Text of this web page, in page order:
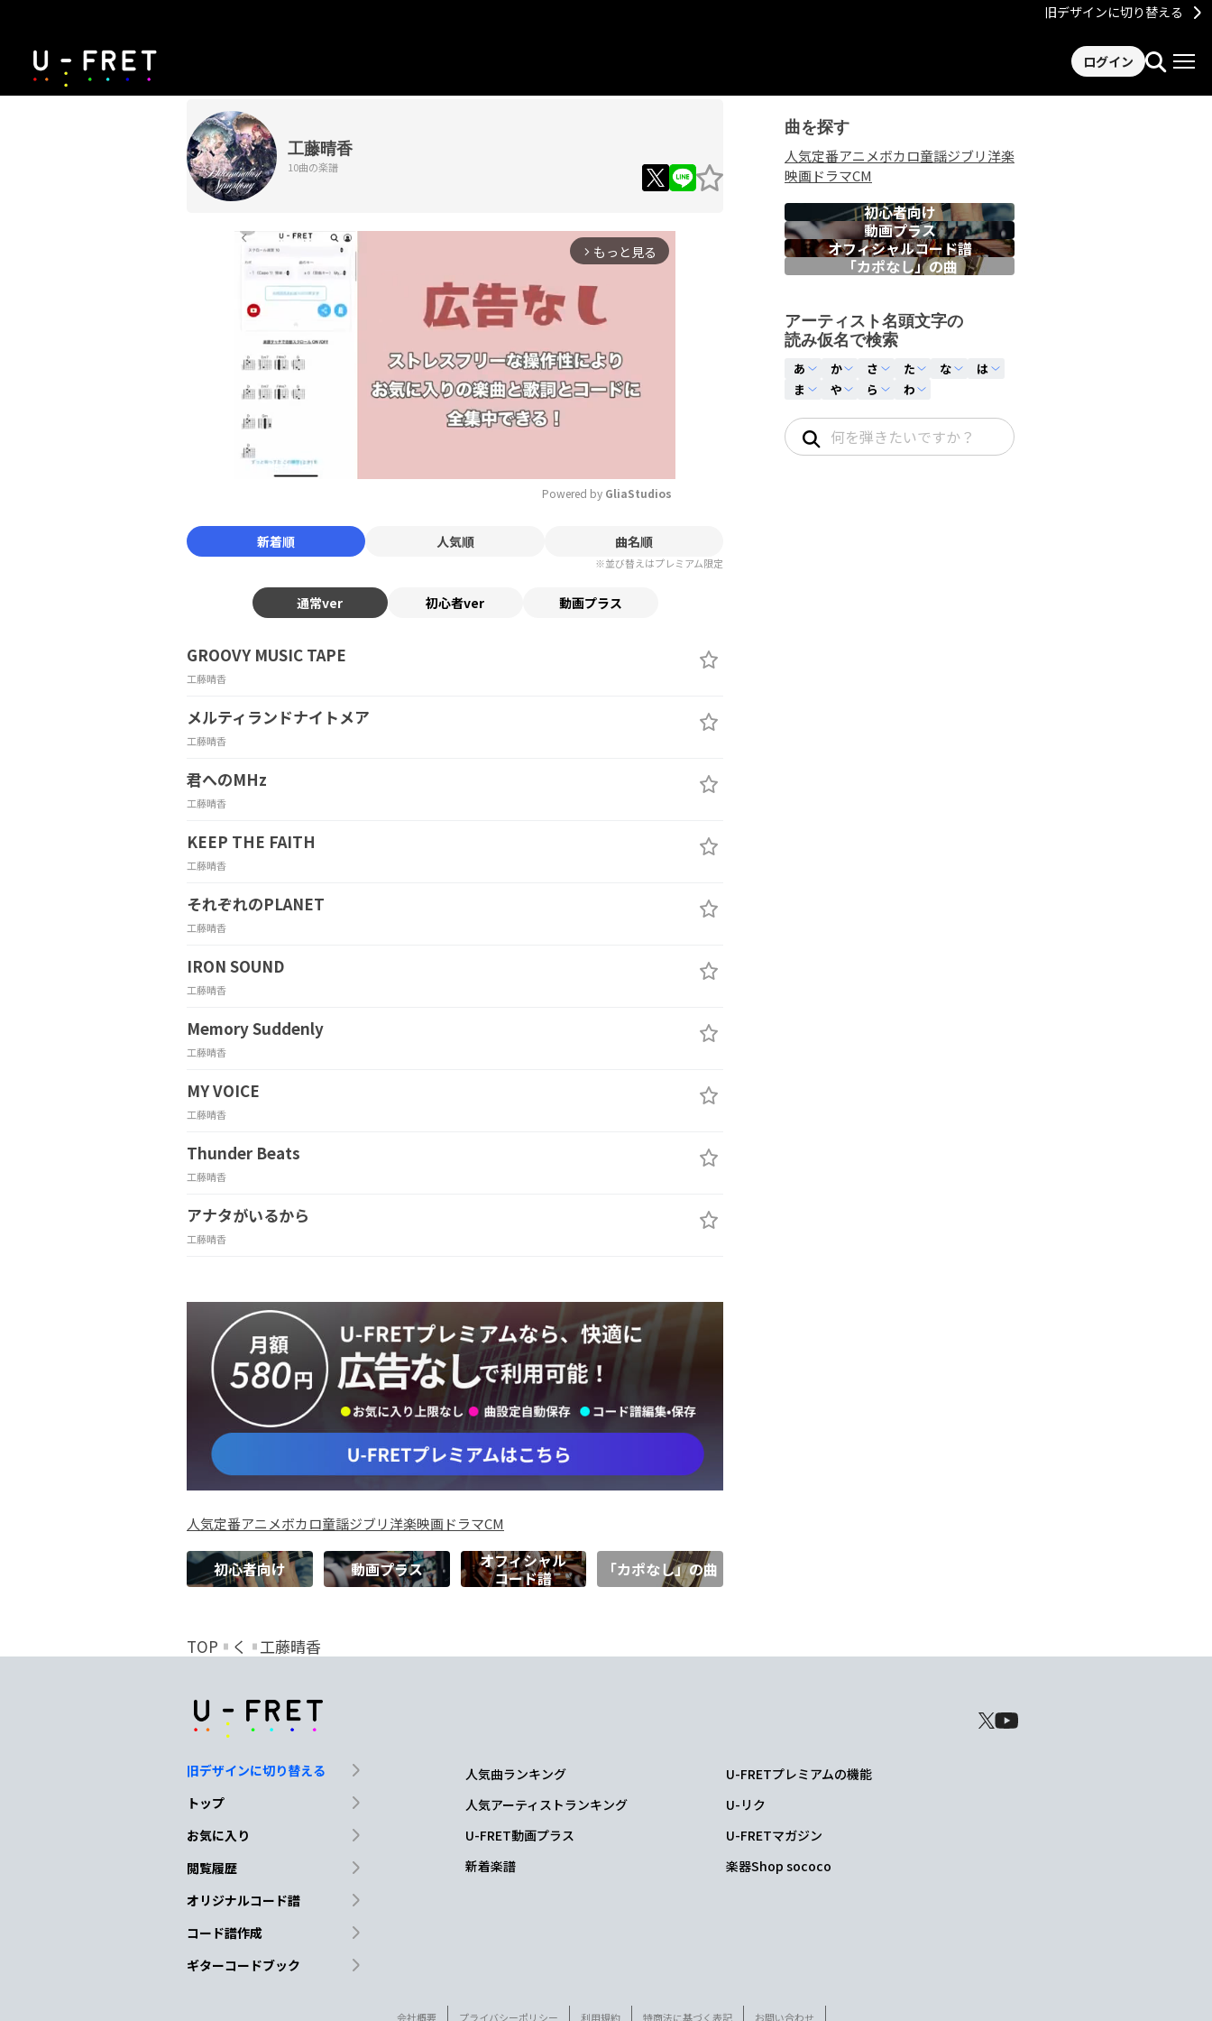
旧デザインに切り替える
ログイン
工藤晴香
10曲の楽譜
arrow_forward_ios もっと見る
Mute
Powered by GliaStudios
新着順 人気順 曲名順
※並び替えはプレミアム限定
通常ver 初心者ver 動画プラス
GROOVY MUSIC TAPE
工藤晴香
メルティランドナイトメア
工藤晴香
君へのMHz
工藤晴香
KEEP THE FAITH
工藤晴香
それぞれのPLANET
工藤晴香
IRON SOUND
工藤晴香
Memory Suddenly
工藤晴香
MY VOICE
工藤晴香
Thunder Beats
工藤晴香
アナタがいるから
工藤晴香
人気定番アニメボカロ童謡ジブリ洋楽映画ドラマCM
初心者向け 動画プラス
オフィシャル
コード譜
「カポなし」の曲
曲を探す
人気定番アニメボカロ童謡ジブリ洋楽
映画ドラマCM
初心者向け
動画プラス
オフィシャルコード譜
「カポなし」の曲
アーティスト名頭文字の
読み仮名で検索
TOP く 工藤晴香
旧デザインに切り替える
トップ
お気に入り
閲覧履歴
オリジナルコード譜
コード譜作成
ギターコードブック
人気曲ランキング
人気アーティストランキング
U-FRET動画プラス
新着楽譜
U-FRETプレミアムの機能
U-リク
U-FRETマガジン
楽器Shop sococo
会社概要 プライバシーポリシー 利用規約 特商法に基づく表記 お問い合わせ